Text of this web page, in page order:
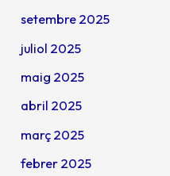
setembre 2025
juliol 2025
maig 2025
abril 2025
març 2025
febrer 2025